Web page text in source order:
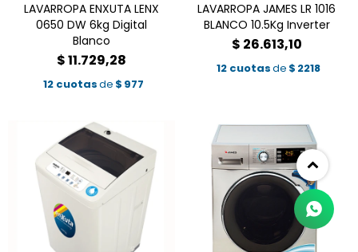
LAVARROPA ENXUTA LENX
0650 DW 6kg Digital
Blanco
$11.729,28
12 cuotasde $ 977
LAVARROPA JAMES LR 1016
BLANCO 10.5Kg Inverter
$ 26.613,10
12 cuotasde $ 2218